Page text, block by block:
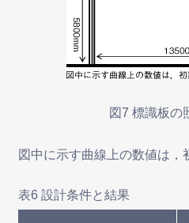
図7 標識板の
図中に示す曲線上の数値は，
表6 設計条件と結果